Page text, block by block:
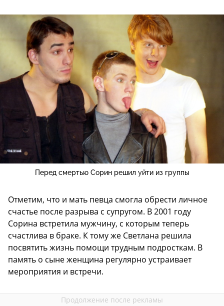
Перед смертью Сорин решил уйти из группы
Отметим, что и мать певца смогла обрести личное
счастье после разрыва с супругом. В 2001 году
Сорина встретила мужчину, с которым теперь
счастлива в браке. К тому же Светлана решила
посвятить жизнь помощи трудным подросткам. В
память о сыне женщина регулярно устраивает
мероприятия и встречи.